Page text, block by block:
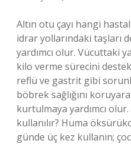
Altın otu çayı hangi
idrar yollarındaki taşları
yardımcı olur. Vücuttaki
kilo verme sürecini
reflü ve gastrit gibi
böbrek sağlığını
kurtulmaya yardımcı
kullanılır? Huma
günde üç kez kullanın;